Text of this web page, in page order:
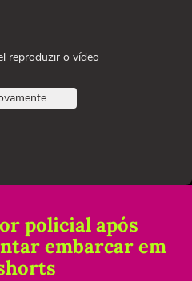
reproduzir o vídeo
policial após
embarcar em